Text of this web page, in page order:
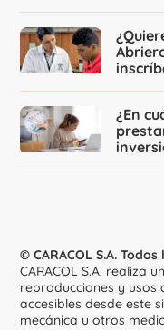
¿En
© CARACOL S.A.
CARACOL S.A. realiza
reproducciones y
accesibles desde este
mecánica u otros